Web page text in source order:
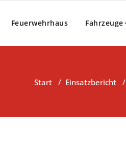
Feuerwehrhaus Fahrzeuge
Start / Einsatzbericht /